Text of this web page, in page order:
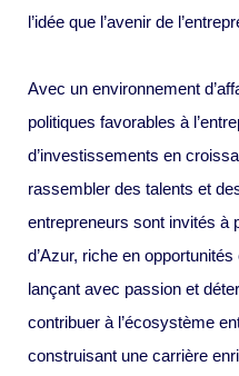
l’idée que l’avenir de
Avec un environnement
politiques favorables à
d’investissements en
rassembler des talents et
entrepreneurs sont invités à
d’Azur, riche en
lançant avec passion et
contribuer à l’écosystème
construisant une carrière